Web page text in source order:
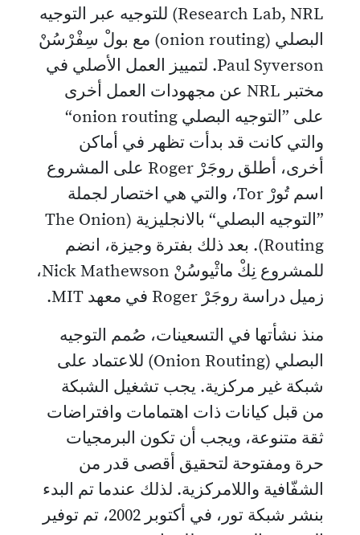
Research Lab, NRL) للتوجيه عبر التوجيه
البصلي (onion routing) مع بولْ سِفْرْسُنْ
Paul Syverson. لتمييز العمل الأصلي في
مختبر NRL عن مجهودات العمل أخرى
على ”التوجيه البصلي onion routing“
والتي كانت قد بدأت تظهر في أماكن
أخرى، أطلق روجَرْ Roger على المشروع
اسم تُورْ Tor، والتي هي اختصار لجملة
”التوجيه البصلي“ بالانجليزية (The Onion
Routing). بعد ذلك بفترة وجيزة، انضم
للمشروع نِكْ ماثْيوسُنْ Nick Mathewson،
زميل دراسة روجَرْ Roger في معهد MIT.
منذ نشأتها في التسعينات، صُمم التوجيه
البصلي (Onion Routing) للاعتماد على
شبكة غير مركزية. يجب تشغيل الشبكة
من قبل كيانات ذات اهتمامات وافتراضات
ثقة متنوعة، ويجب أن تكون البرمجيات
حرة ومفتوحة لتحقيق أقصى قدر من
الشفّافية واللامركزية. لذلك عندما تم البدء
بنشر شبكة تور، في أكتوبر 2002، تم توفير